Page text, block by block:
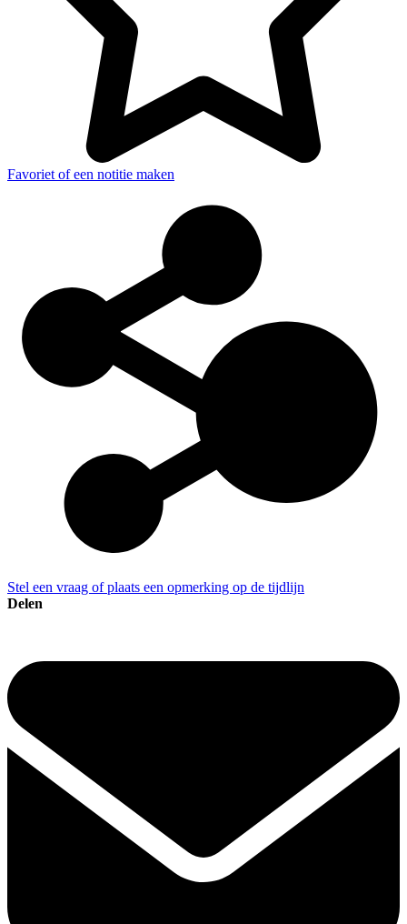
Favoriet of een notitie maken
Stel een vraag of plaats een opmerking op de tijdlijn
Delen